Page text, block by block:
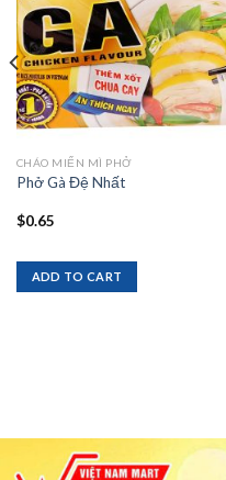
CHÁO MIẾN MÌ PHỞ
Phở Gà Đệ Nhất
$0.65
ADD TO CART